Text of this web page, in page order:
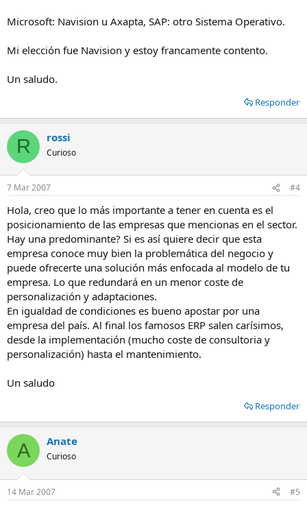
Microsoft: Navision u Axapta, SAP: otro Sistema Operativo.
Mi elección fue Navision y estoy francamente contento.
Un saludo.
Responder
R rossi
Curioso
7 Mar 2007 #4
Hola, creo que lo más importante a tener en cuenta es el
posicionamiento de las empresas que mencionas en el sector.
Hay una predominante? Si es así quiere decir que esta
empresa conoce muy bien la problemática del negocio y
puede ofrecerte una solución más enfocada al modelo de tu
empresa. Lo que redundará en un menor coste de
personalización y adaptaciones.
En igualdad de condiciones es bueno apostar por una
empresa del país. Al final los famosos ERP salen carísimos,
desde la implementación (mucho coste de consultoria y
personalización) hasta el mantenimiento.
Un saludo
Responder
A Anate
Curioso
14 Mar 2007 #5